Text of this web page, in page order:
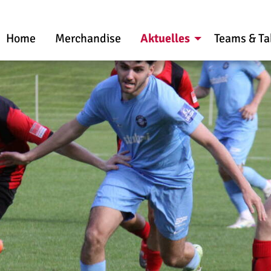
Home Merchandise Aktuelles Teams &